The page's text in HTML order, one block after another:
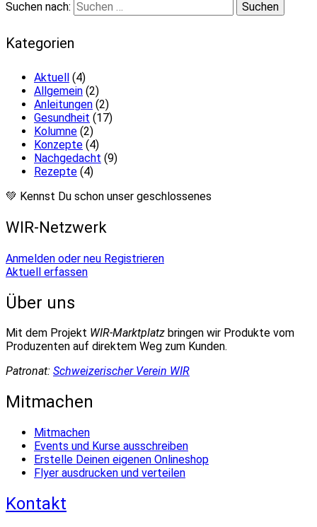
Suchen nach:
Kategorien
Aktuell (4)
Allgemein (2)
Anleitungen (2)
Gesundheit (17)
Kolumne (2)
Konzepte (4)
Nachgedacht (9)
Rezepte (4)
💚 Kennst Du schon unser geschlossenes
WIR-Netzwerk
Anmelden oder neu Registrieren
Aktuell erfassen
Über uns
Mit dem Projekt WIR-Marktplatz bringen wir Produkte vom
Produzenten auf direktem Weg zum Kunden.
Patronat: Schweizerischer Verein WIR
Mitmachen
Mitmachen
Events und Kurse ausschreiben
Erstelle Deinen eigenen Onlineshop
Flyer ausdrucken und verteilen
Kontakt